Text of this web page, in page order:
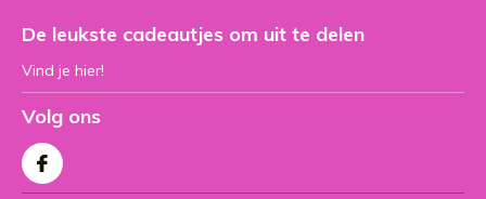
De leukste cadeautjes om uit te delen
Vind je hier!
Volg ons